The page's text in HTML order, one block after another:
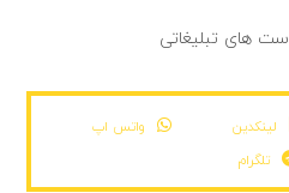
ست های تبلیغاتی
لینکدین
واتس اپ
تلگرام